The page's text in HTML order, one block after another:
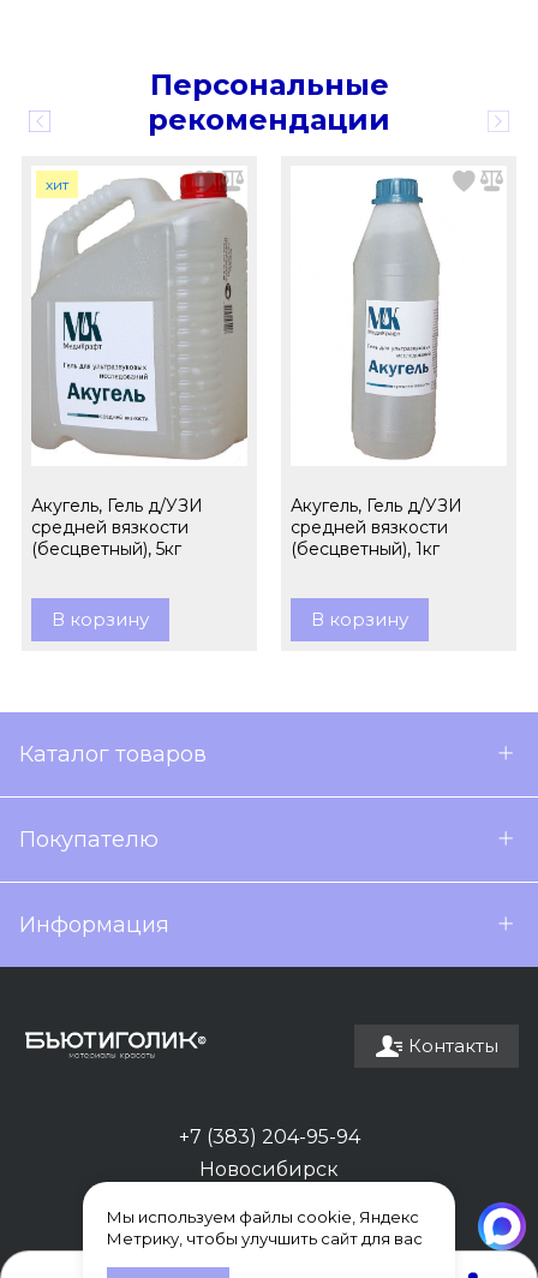
Персональные
рекомендации
хит
Акугель, Гель д/УЗИ
средней вязкости
(бесцветный), 5кг
В корзину
Акугель, Гель д/УЗИ
средней вязкости
(бесцветный), 1кг
В корзину
Каталог товаров
Покупателю
Информация
Контакты
+7 (383) 204-95-94
Новосибирск
Мы используем файлы cookie, Яндекс
Метрику, чтобы улучшить сайт для вас